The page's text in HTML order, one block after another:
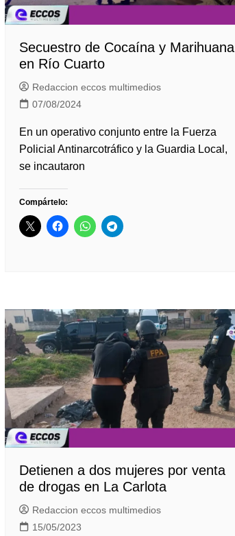
Secuestro de Cocaína y Marihuana
en Río Cuarto
Redaccion eccos multimedios
07/08/2024
En un operativo conjunto entre la Fuerza
Policial Antinarcotráfico y la Guardia Local,
se incautaron
Compártelo:
Detienen a dos mujeres por venta
de drogas en La Carlota
Redaccion eccos multimedios
15/05/2023